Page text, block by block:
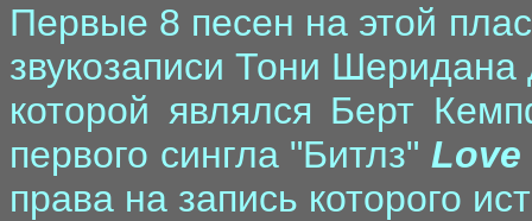
Первые 8 песен на этой
звукозаписи Тони
которой являлся Берт
первого сингла "Битлз" Love
права на запись которого